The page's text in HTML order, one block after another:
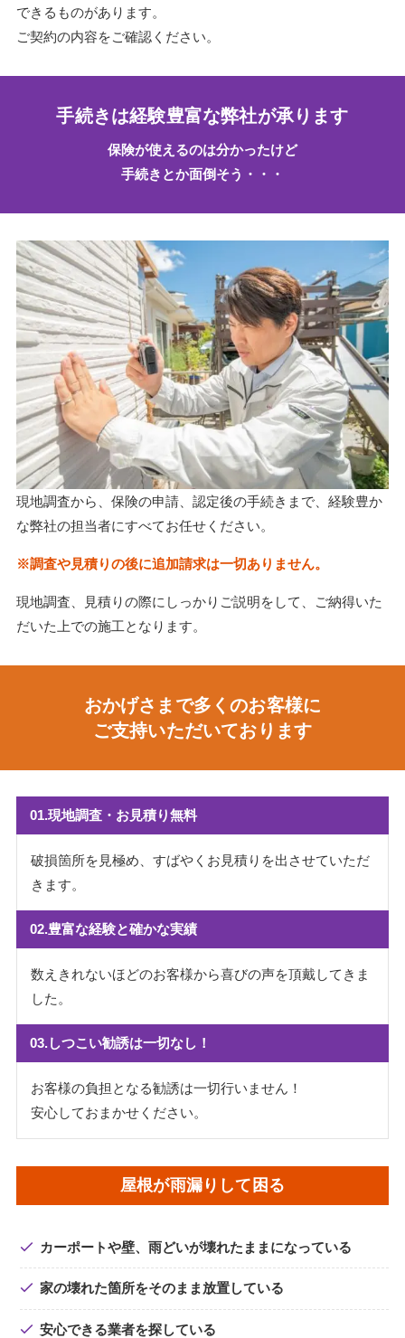
できるものがあります。
ご契約の内容をご確認ください。
手続きは経験豊富な弊社が承ります
保険が使えるのは分かったけど
手続きとか面倒そう・・・
現地調査から、保険の申請、認定後の手続きまで、経験豊か
な弊社の担当者にすべてお任せください。
※調査や見積りの後に追加請求は一切ありません。
現地調査、見積りの際にしっかりご説明をして、ご納得いた
だいた上での施工となります。
おかげさまで多くのお客様に
ご支持いただいております
01.現地調査・お見積り無料
破損箇所を見極め、すばやくお見積りを出させていただ
きます。
02.豊富な経験と確かな実績
数えきれないほどのお客様から喜びの声を頂戴してきま
した。
03.しつこい勧誘は一切なし！
お客様の負担となる勧誘は一切行いません！
安心しておまかせください。
屋根が雨漏りして困る
カーポートや壁、雨どいが壊れたままになっている
家の壊れた箇所をそのまま放置している
安心できる業者を探している